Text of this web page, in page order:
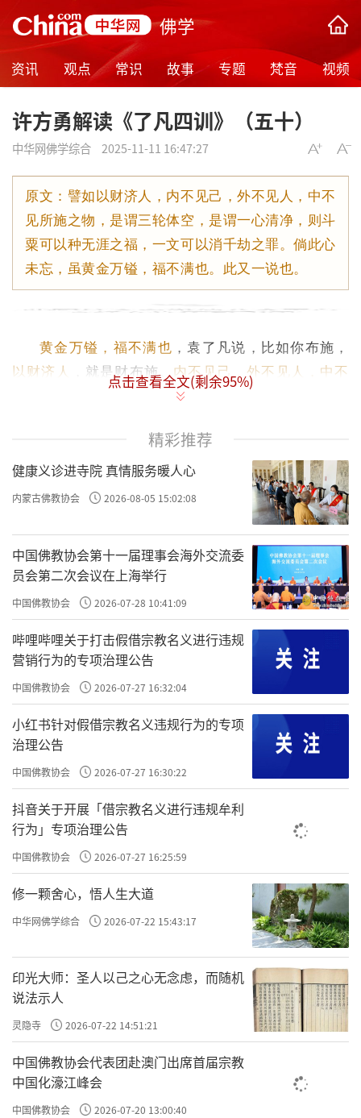
佛学
资讯 观点 常识 故事 专题 梵音 视频
许方勇解读《了凡四训》（五十）
中华网佛学综合 2025-11-11 16:47:27
原文：譬如以财济人，内不见己，外不见人，中不
见所施之物，是谓三轮体空，是谓一心清净，则斗
粟可以种无涯之福，一文可以消千劫之罪。倘此心
未忘，虽黄金万镒，福不满也。此又一说也。
黄金万镒，福不满也 ，袁了凡说，比如你布施，
以财济人
，就是财布施。 内不见己，外不见人，中不
见所施之物，是谓三轮体空
比如，我给你1万块钱，没有我、也没有你、也没
三轮体空。三轮
就是无我、无人、无众生、无寿者。《金刚经》
里讲的，“若菩萨有我相、人相、众生相、寿者相，即
非菩萨”。一个菩萨，如果有我相、人相、众生相、寿
者相，他就不是菩萨、是凡夫，菩萨是觉悟者。
这也就是我们一直讲的：你是谁？你是“觉”。但
是，你不是张三，你不是李四，你不是王五，你是那
个无与伦比的存在，你是“觉”、你是“心”、你
是“道”、你是“良知”，这个就需要你开悟了。你不开
《心经》里讲的照见五蕴皆空，度一切苦厄。五
蕴（色受想行识）都是空性的。也就是杰德在《开悟
者眼中的生命真相》里讲的，只有“觉”存在，也就是
一心三藏。这个“心”，就是开悟的心、就是佛心、就
是圣贤之心，跟慈悲、爱、喜悦还不一样。
《霍金斯能量表》最高能量级叫开悟，开悟能量
值700-1000。开悟之下爱、喜悦、和平。也就是说，
最高的能量级叫开悟，最高的心叫开悟，这就是良知
光明，这就是明心。在这个情况下，才能一心清净，
解如来藏，累生累世的业一笔勾销；
可以消千劫之
，必须是信解如来藏。如果你不信解如来藏，
点击查看全文(剩余95%)
精彩推荐
健康义诊进寺院 真情服务暖人心
内蒙古佛教协会 2026-08-05 15:02:08
中国佛教协会第十一届理事会海外交流委
员会第二次会议在上海举行
中国佛教协会 2026-07-28 10:41:09
哔哩哔哩关于打击假借宗教名义进行违规
营销行为的专项治理公告
中国佛教协会 2026-07-27 16:32:04
小红书针对假借宗教名义违规行为的专项
治理公告
中国佛教协会 2026-07-27 16:30:22
抖音关于开展「借宗教名义进行违规牟利
行为」专项治理公告
中国佛教协会 2026-07-27 16:25:59
修一颗舍心，悟人生大道
中华网佛学综合 2026-07-22 15:43:17
印光大师：圣人以己之心无念虑，而随机
说法示人
灵隐寺 2026-07-22 14:51:21
中国佛教协会代表团赴澳门出席首届宗教
中国化濠江峰会
中国佛教协会 2026-07-20 13:00:40